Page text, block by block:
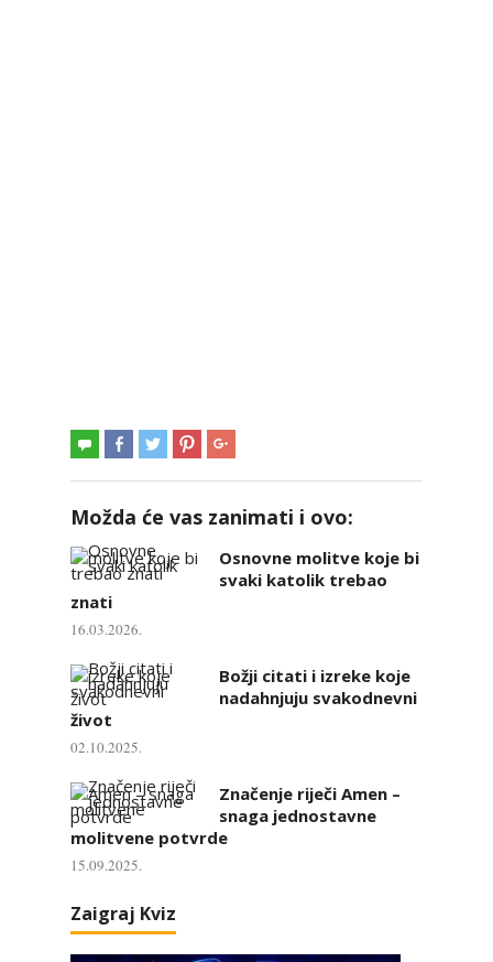
Možda će vas zanimati i ovo:
Osnovne molitve koje bi
svaki katolik trebao
znati
16.03.2026.
Božji citati i izreke koje
nadahnjuju svakodnevni
život
02.10.2025.
Značenje riječi Amen –
snaga jednostavne
molitvene potvrde
15.09.2025.
Zaigraj Kviz